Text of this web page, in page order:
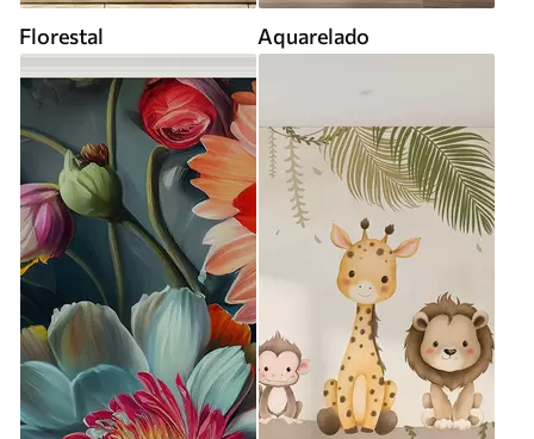
Florestal Aquarelado